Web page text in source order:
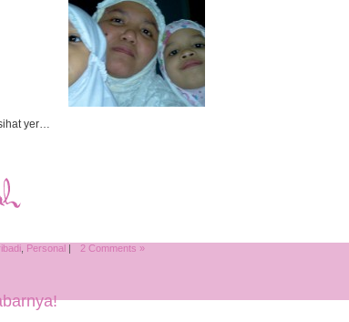
yer…
, Personal 2 Comments »